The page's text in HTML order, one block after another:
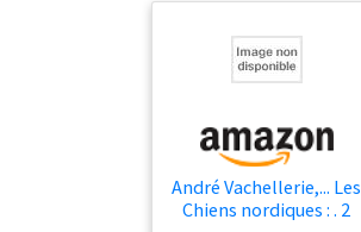
André Vachellerie,... Les
Chiens nordiques : . 2